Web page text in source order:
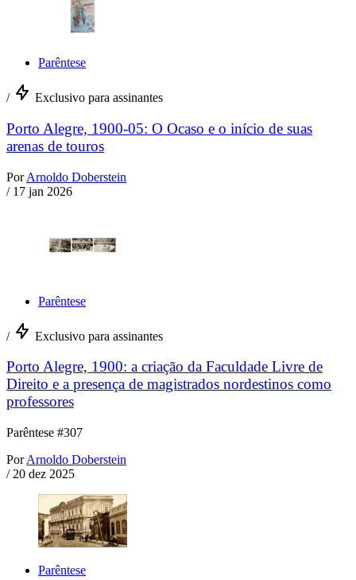
Parêntese
/ Exclusivo para assinantes
Porto Alegre, 1900-05: O Ocaso e o início de suas
arenas de touros
Por Arnoldo Doberstein
/ 17 jan 2026
Parêntese
/ Exclusivo para assinantes
Porto Alegre, 1900: a criação da Faculdade Livre de
Direito e a presença de magistrados nordestinos como
professores
Parêntese #307
Por Arnoldo Doberstein
/ 20 dez 2025
Parêntese